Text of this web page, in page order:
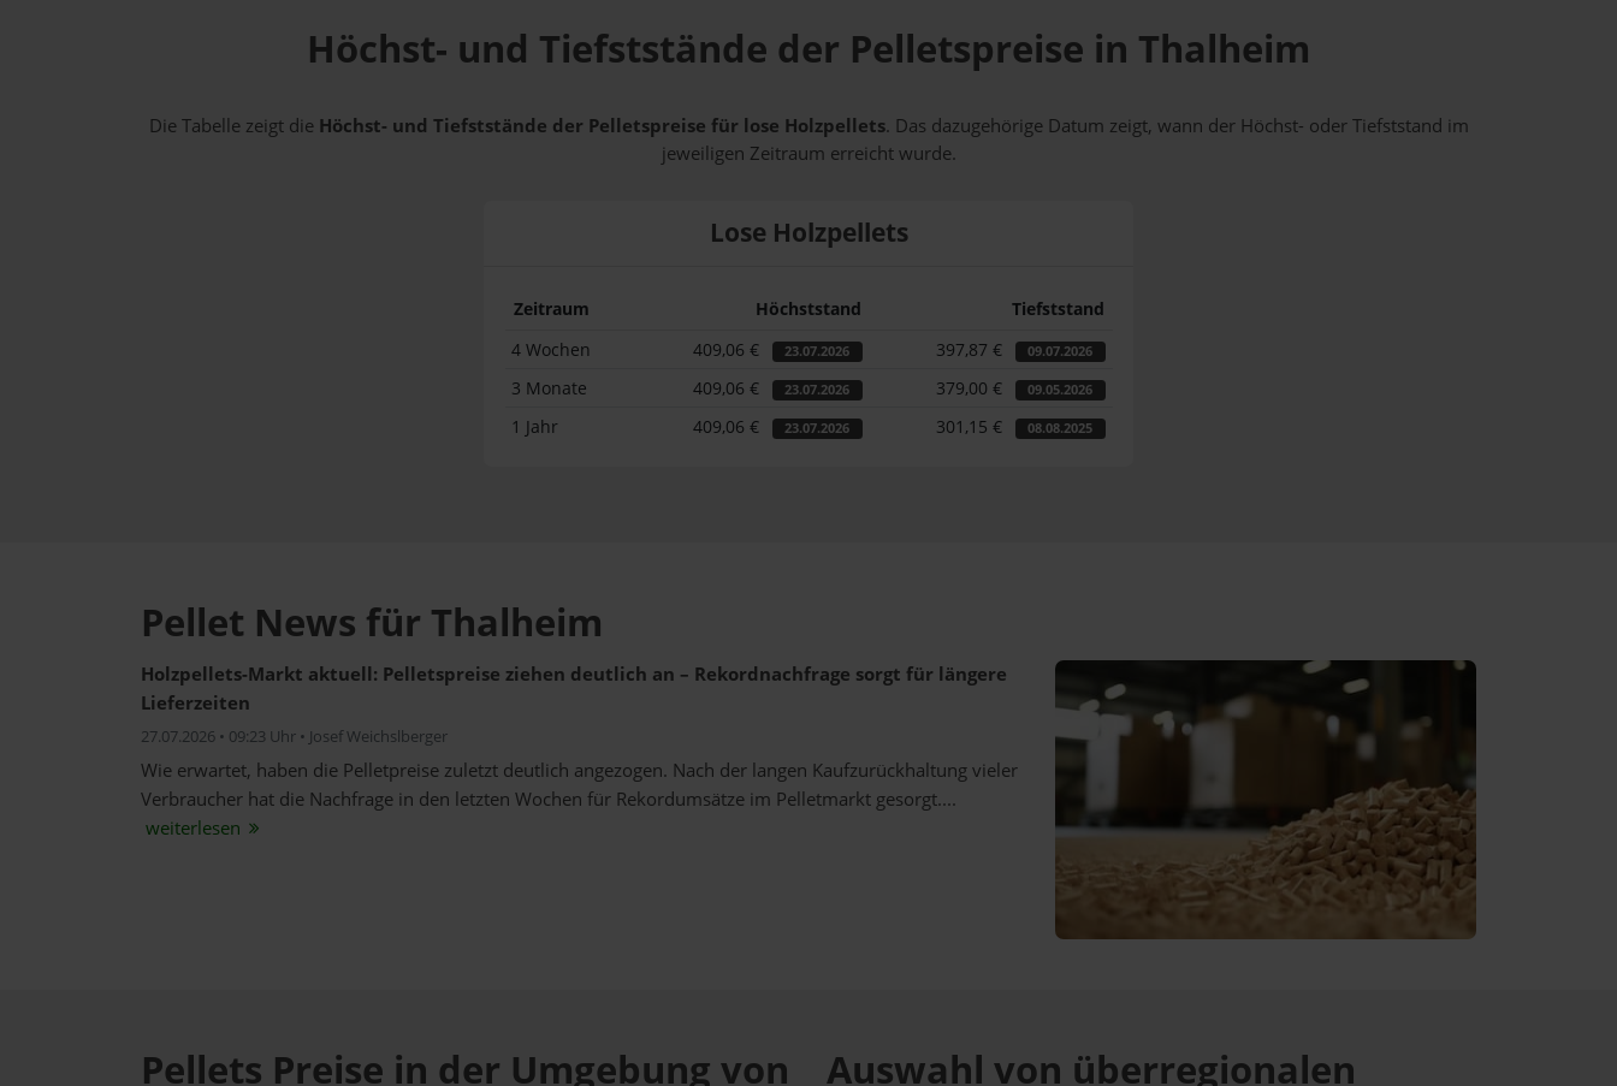
Höchst- und Tiefststände der Pelletspreise in Thalheim
Die Tabelle zeigt die Höchst- und Tiefststände der Pelletspreise für lose Holzpellets. Das dazugehörige Datum zeigt, wann der Höchst- oder Tiefststand im
jeweiligen Zeitraum erreicht wurde.
Lose Holzpellets
Zeitraum Höchststand
Tiefststand
4 Wochen
409,06 € 23.07.2026 397,87 € 09.07.2026
3 Monate 409,06 € 23.07.2026 379,00 € 09.05.2026
1 Jahr 409,06 € 23.07.2026 301,15 € 08.08.2025
Pellet News für Thalheim
Holzpellets-Markt aktuell: Pelletspreise ziehen deutlich an – Rekordnachfrage sorgt für längere
Lieferzeiten
27.07.2026 • 09:23 Uhr • Josef Weichslberger
Wie erwartet, haben die Pelletpreise zuletzt deutlich angezogen. Nach der langen Kaufzurückhaltung vieler
Verbraucher hat die Nachfrage in den letzten Wochen für Rekordumsätze im Pelletmarkt gesorgt....
weiterlesen
Pellets Preise in der Umgebung von Auswahl von überregionalen